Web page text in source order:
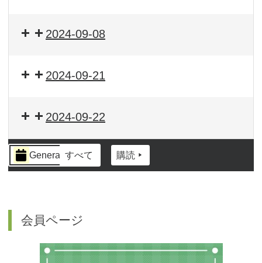
2024-09-08
2024-09-21
2024-09-22
イ
ベ
General すべて 購読
会員ページ